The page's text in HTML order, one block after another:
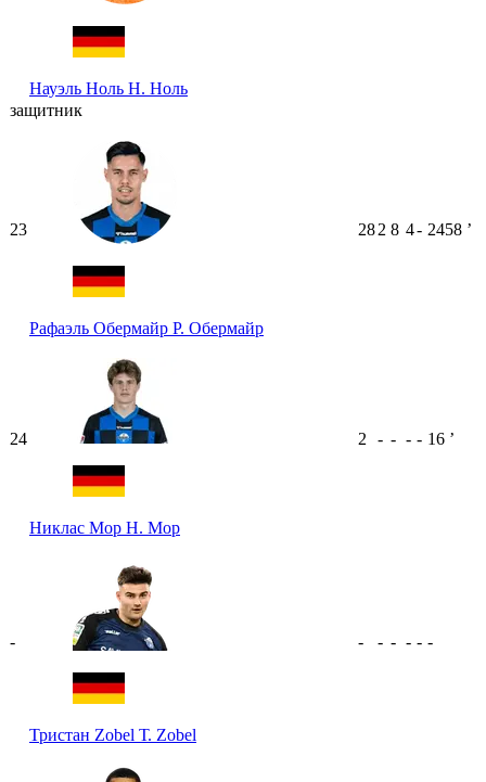
Науэль Ноль Н. Ноль
защитник
23
Рафаэль Обермайр Р. Обермайр
282 8 4- 2458 ʼ
24
Никлас Мор Н. Мор
2 - - - - 16 ʼ
-
Тристан Zobel Т. Zobel
- - - - - -